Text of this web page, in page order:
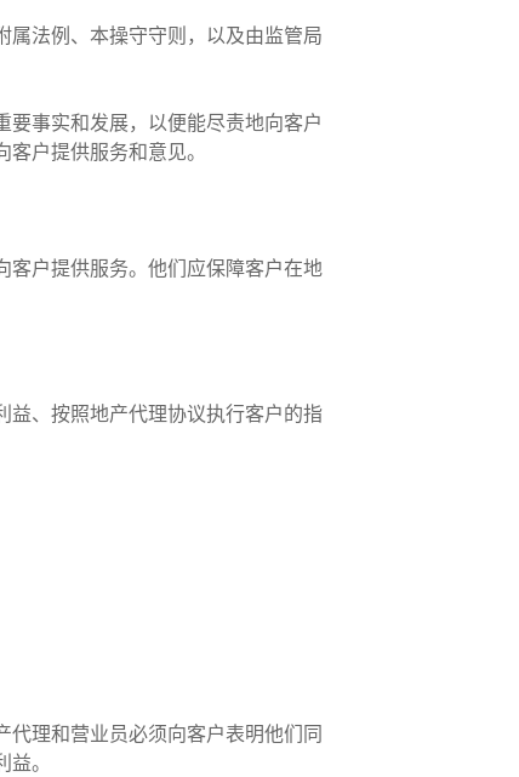
法例、本操守守则，以及由监管局
事实和发展，以便能尽责地向客户
户提供服务和意见。
户提供服务。他们应保障客户在地
、按照地产代理协议执行客户的指
理和营业员必须向客户表明他们同
。